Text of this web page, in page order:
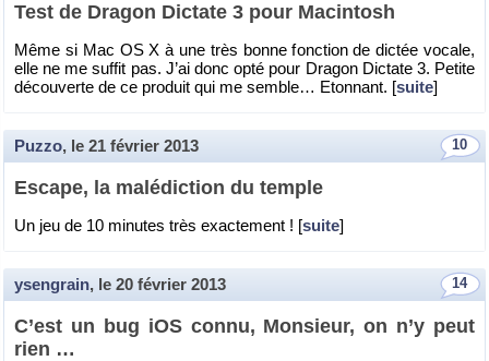
Test de Dra­gon Dic­tate 3 pour Ma­cin­tosh
Même si Mac OS X à une très bonne fonc­tion de dic­tée vo­cale,
elle ne me suf­fit pas. J’ai donc opté pour Dra­gon Dic­tate 3. Pe­tite
dé­cou­verte de ce pro­duit qui me semble… Eton­nant. [suite]
10
Puzzo, le 21 février 2013
Es­cape, la ma­lé­dic­tion du temple
Un jeu de 10 mi­nutes très exac­te­ment ! [suite]
14
ysengrain, le 20 février 2013
C’est un bug iOS connu, Mon­sieur, on n’y peut
rien …